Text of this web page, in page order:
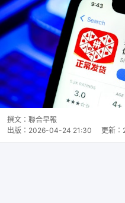
撰文： 聯合早報
出版： 2026-04-24 21:30 更新：